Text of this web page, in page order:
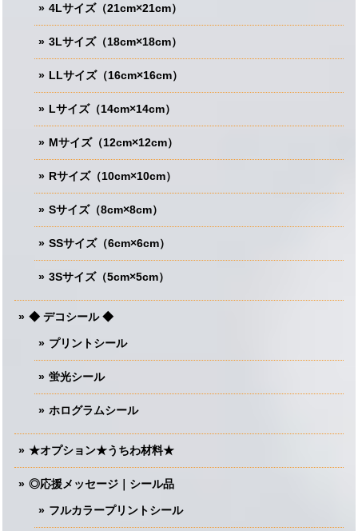
4Lサイズ（21cm×21cm）
3Lサイズ（18cm×18cm）
LLサイズ（16cm×16cm）
Lサイズ（14cm×14cm）
Mサイズ（12cm×12cm）
Rサイズ（10cm×10cm）
Sサイズ（8cm×8cm）
SSサイズ（6cm×6cm）
3Sサイズ（5cm×5cm）
◆ デコシール ◆
プリントシール
蛍光シール
ホログラムシール
★オプション★うちわ材料★
◎応援メッセージ｜シール品
フルカラープリントシール